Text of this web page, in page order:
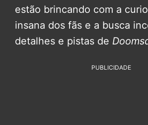
estão brincando com a
insana dos fãs e a busca
detalhes e pistas de
PUBLICIDADE